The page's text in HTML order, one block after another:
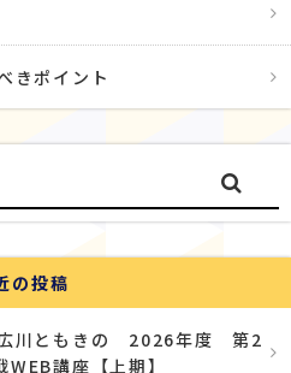
きポイント
の投稿
広川ともきの 2026年度 第2
講座【上期】